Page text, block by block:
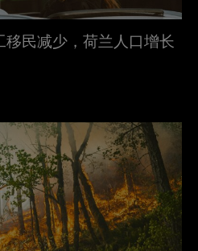
民减少，荷兰人口增长